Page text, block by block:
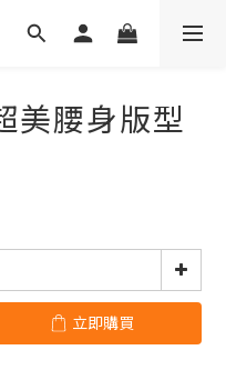
美腰身版型
立即購買